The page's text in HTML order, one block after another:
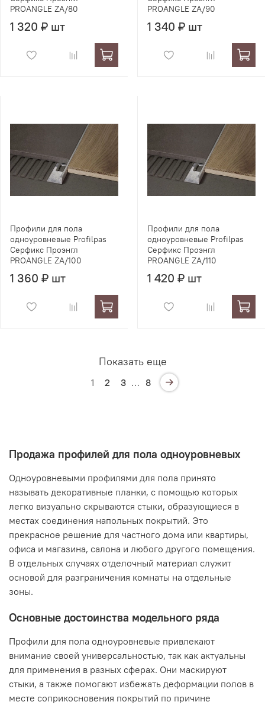
PROANGLE ZA/80
1 320 ₽ шт
PROANGLE ZA/90
1 340 ₽ шт
Профили для пола
одноуровневые Profilpas
Серфикс Проэнгл
PROANGLE ZA/100
1 360 ₽ шт
Профили для пола
одноуровневые Profilpas
Серфикс Проэнгл
PROANGLE ZA/110
1 420 ₽ шт
Показать еще
1 2 3 … 8
Продажа профилей для пола одноуровневых
Одноуровневыми профилями для пола принято
называть декоративные планки, с помощью которых
легко визуально скрываются стыки, образующиеся в
местах соединения напольных покрытий. Это
прекрасное решение для частного дома или квартиры,
офиса и магазина, салона и любого другого помещения.
В отдельных случаях отделочный материал служит
основой для разграничения комнаты на отдельные
зоны.
Основные достоинства модельного ряда
Профили для пола одноуровневые привлекают
внимание своей универсальностью, так как актуальны
для применения в разных сферах. Они маскируют
стыки, а также помогают избежать деформации полов в
месте соприкосновения покрытий по причине